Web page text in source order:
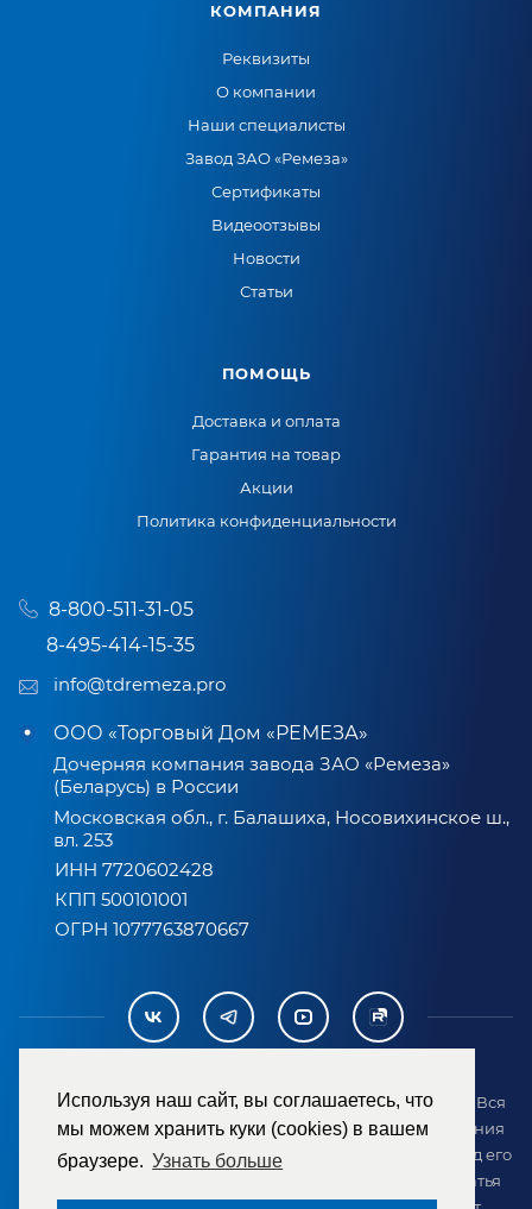
Используя наш сайт, вы соглашаетесь, что
мы можем хранить куки (cookies) в вашем
браузере. Узнать больше
КОМПАНИЯ
Реквизиты
О компании
Наши специалисты
Завод ЗАО «Ремеза»
Сертификаты
Видеоотзывы
Новости
Статьи
ПОМОЩЬ
Доставка и оплата
Гарантия на товар
Акции
Политика конфиденциальности
8-800-511-31-05
8-495-414-15-35
info@tdremeza.pro
ООО «Торговый Дом «РЕМЕЗА»
Дочерняя компания завода ЗАО «Ремеза»
(Беларусь) в России
Московская обл., г. Балашиха, Носовихинское ш.,
вл. 253
ИНН 7720602428
КПП 500101001
ОГРН 1077763870667
2007-2026 © ООО «ТД «РЕМЕЗА». Все права защищены. Вся
информация на сайте размещена в целях предоставления
возможности покупателю ознакомиться с товаром перед его
приобретением и не является публичной офертой (статья